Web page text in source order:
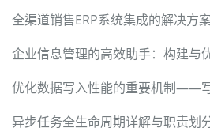
全渠道销售ERP系统集成的解决方
企业信息管理的高效助手：构建与
优化数据写入性能的重要机制——
异步任务全生命周期详解与职责划